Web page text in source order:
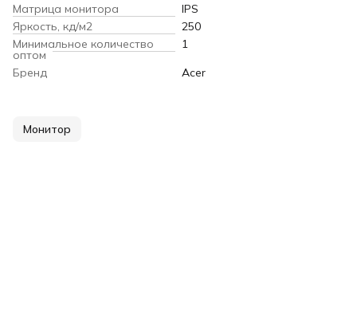
Матрица монитора
IPS
Яркость, кд/м2
250
Минимальное количество
оптом
1
Бренд
Acer
Монитор